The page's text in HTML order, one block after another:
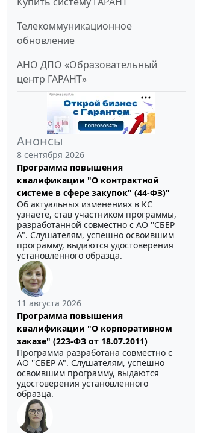
Телекоммуникационное
обновление
АНО ДПО «Образовательный
центр ГАРАНТ»
Анонсы
8 сентября 2026
Программа повышения
квалификации "О контрактной
системе в сфере закупок" (44-ФЗ)"
Об актуальных изменениях в КС
узнаете, став участником программы,
разработанной совместно с АО ''СБЕР
А". Слушателям, успешно освоившим
программу, выдаются удостоверения
установленного образца.
11 августа 2026
Программа повышения
квалификации "О корпоративном
заказе" (223-ФЗ от 18.07.2011)
Программа разработана совместно с
АО ''СБЕР А". Слушателям, успешно
освоившим программу, выдаются
удостоверения установленного
образца.